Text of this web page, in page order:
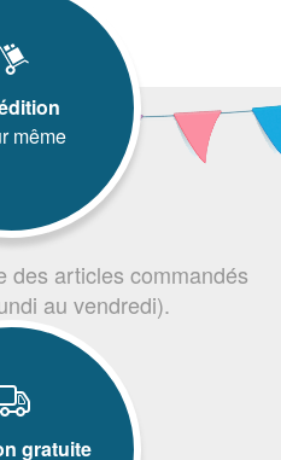
même
des articles commandés
au vendredi).
gratuite